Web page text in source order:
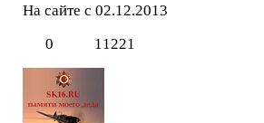
На сайте с 02.12.2013
0
11221